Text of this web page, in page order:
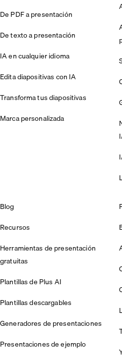
De PDF a presentación
De texto a presentación
IA en cualquier idioma
Edita diapositivas con IA
Transforma tus diapositivas
Marca personalizada
Blog
Recursos
Herramientas de presentación
gratuitas
Plantillas de Plus AI
Plantillas descargables
Generadores de presentaciones
Presentaciones de ejemplo